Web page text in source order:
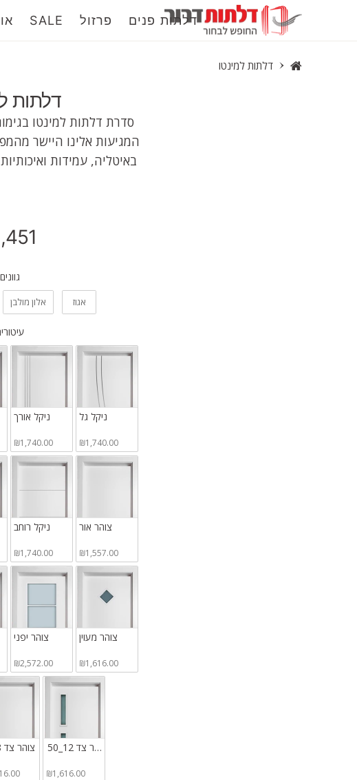
דלתות פנים פרזול SALE
דלתות למינטו
דלתות
המגיעות אלינו היישר
באיטליה, עמידות
גוונים
אלון מולבן אגוז
עיטורים
ניקל אורך
₪1,740.00
ניקל גל
₪1,740.00
ניקל רוחב
₪1,740.00
צוהר אור
₪1,557.00
צוהר יפני
₪2,572.00
צוהר מעוין
₪1,616.00
צוהר צד 8_40 צוהר צד 12_50
₪1,616.00